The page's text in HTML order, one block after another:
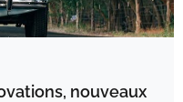
nouveaux